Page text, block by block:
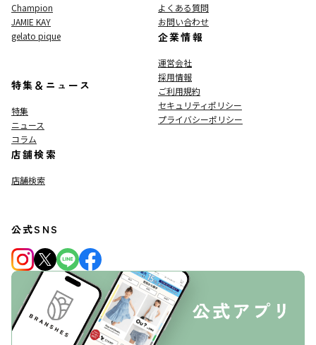
Champion
JAMIE KAY
gelato pique
特集＆ニュース
特集
ニュース
コラム
店舗検索
店舗検索
よくある質問
お問い合わせ
企業情報
運営会社
採用情報
ご利用規約
セキュリティポリシー
プライバシーポリシー
公式SNS